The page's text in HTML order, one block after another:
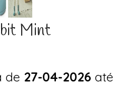
Mint
de 27-04-2026 até